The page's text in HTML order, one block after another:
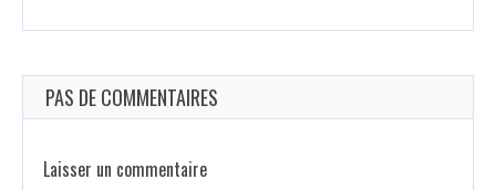
PAS DE COMMENTAIRES
Laisser un commentaire